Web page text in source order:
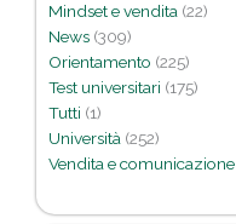
Mindset e vendita (22)
News (309)
Orientamento (225)
Test universitari (175)
Tutti (1)
Università (252)
Vendita e comunicazione